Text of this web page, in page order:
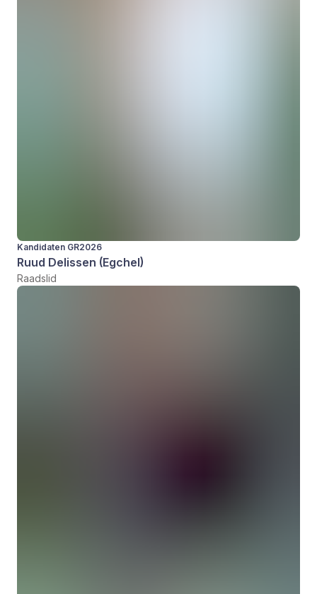
Kandidaten GR2026
Ruud Delissen (Egchel)
Raadslid